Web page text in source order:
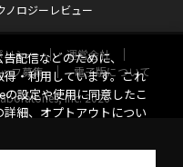
ノロジーレビュー
リシー
運営会社
フ募集
電子版について
Inc. 2026
配信などのために、
・利用しています。これ
設定や使用に同意したこ
細、オプトアウトについ